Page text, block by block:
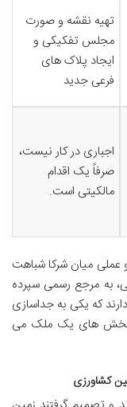
تهیه نقشه و صورت
مجلس تفکیکی و
ایجاد پلاک های
فرعی جدید
اجباری در کار نیست،
صرفاً یک اقدام
مالکیتی است.
عملی میان شرکا شباهت
به مرجع رسمی سپرده
که یکی به جداسازی
بخش های یک ملک می
کشاورزی